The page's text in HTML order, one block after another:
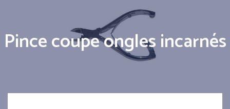
Pince coupe ongles incarnés